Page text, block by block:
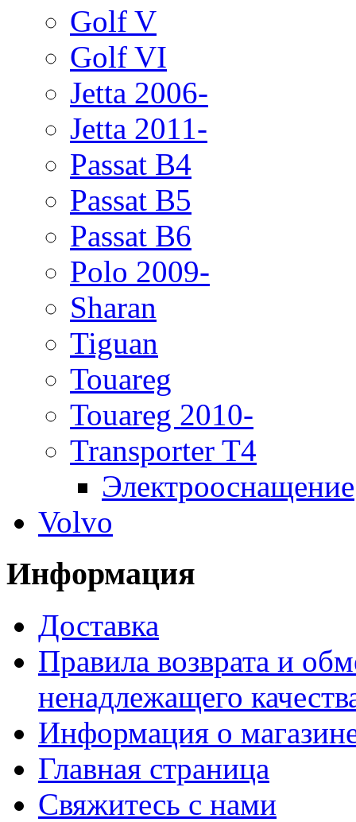
Golf V
Golf VI
Jetta 2006-
Jetta 2011-
Passat B4
Passat B5
Passat B6
Polo 2009-
Sharan
Tiguan
Touareg
Touareg 2010-
Transporter T4
Электрооснащение
Volvo
Информация
Доставка
Правила возврата и
ненадлежащего
Информация о
Главная страница
Свяжитесь с нами